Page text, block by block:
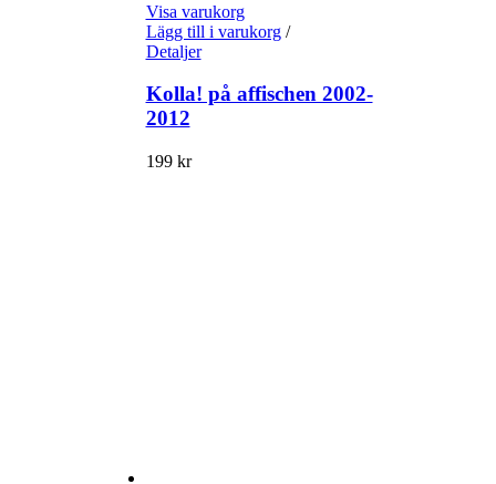
Visa varukorg
Lägg till i varukorg/
Detaljer
Kolla! på affischen 2002-
2012
199 kr